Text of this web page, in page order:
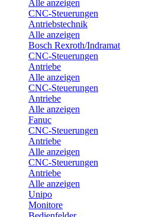
Alle anzeigen
CNC-Steuerungen
Antriebstechnik
Alle anzeigen
Bosch Rexroth/Indramat
CNC-Steuerungen
Antriebe
Alle anzeigen
CNC-Steuerungen
Antriebe
Alle anzeigen
Fanuc
CNC-Steuerungen
Antriebe
Alle anzeigen
CNC-Steuerungen
Antriebe
Alle anzeigen
Unipo
Monitore